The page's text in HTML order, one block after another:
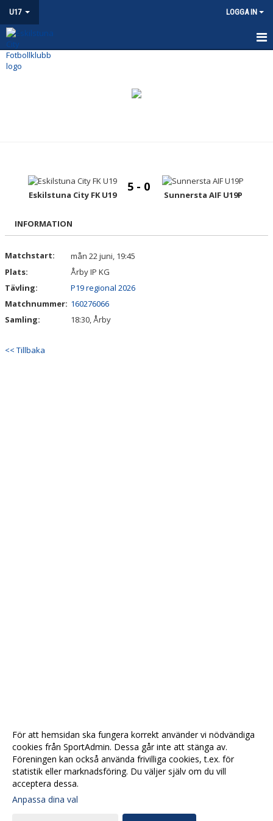
U17 LOGGA IN
HEM
BILDGALLERI
DOKUMENT
Eskilstuna City FK U19
5 - 0
Sunnersta AIF U19P
INFORMATION
Matchstart:
mån 22 juni, 19:45
Plats:
Årby IP KG
Tävling:
P19 regional 2026
Matchnummer: 160276066
Samling:
18:30, Årby
<< Tillbaka
För att hemsidan ska fungera korrekt använder vi nödvändiga
cookies från SportAdmin. Dessa går inte att stänga av.
Föreningen kan också använda frivilliga cookies, t.ex. för
statistik eller marknadsföring. Du väljer själv om du vill
acceptera dessa.
Anpassa dina val